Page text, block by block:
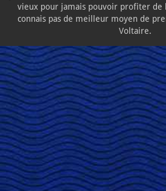
vieux pour jamais pouvoir profiter de
connais pas de meilleur moyen de
Voltaire.